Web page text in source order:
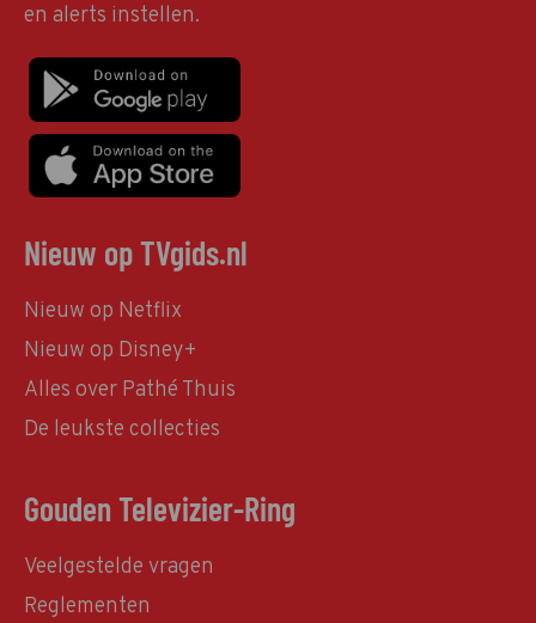
en alerts instellen.
Nieuw op TVgids.nl
Nieuw op Netflix
Nieuw op Disney+
Alles over Pathé Thuis
De leukste collecties
Gouden Televizier-Ring
Veelgestelde vragen
Reglementen